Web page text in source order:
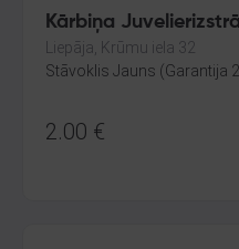
Kārbiņa
Liepāja, Krūmu iela 32
Stāvoklis Jauns (Garantija
2.00 €